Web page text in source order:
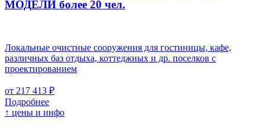
МОДЕЛИ более 20 чел.
Локальные очистные сооружения для гостиницы, кафе,
различных баз отдыха, коттеджных и др. поселков с
проектированием
от 217 413 ₽
Подробнее
↑ цены и инфо